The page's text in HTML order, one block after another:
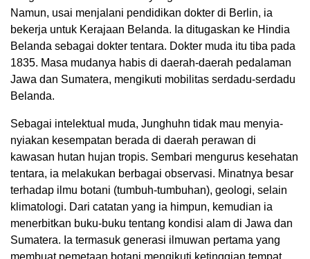
Namun, usai menjalani pendidikan dokter di Berlin, ia
bekerja untuk Kerajaan Belanda. Ia ditugaskan ke Hindia
Belanda sebagai dokter tentara. Dokter muda itu tiba pada
1835. Masa mudanya habis di daerah-daerah pedalaman
Jawa dan Sumatera, mengikuti mobilitas serdadu-serdadu
Belanda.
Sebagai intelektual muda, Junghuhn tidak mau menyia-
nyiakan kesempatan berada di daerah perawan di
kawasan hutan hujan tropis. Sembari mengurus kesehatan
tentara, ia melakukan berbagai observasi. Minatnya besar
terhadap ilmu botani (tumbuh-tumbuhan), geologi, selain
klimatologi. Dari catatan yang ia himpun, kemudian ia
menerbitkan buku-buku tentang kondisi alam di Jawa dan
Sumatera. Ia termasuk generasi ilmuwan pertama yang
membuat pemetaan botani mengikuti ketinggian tempat